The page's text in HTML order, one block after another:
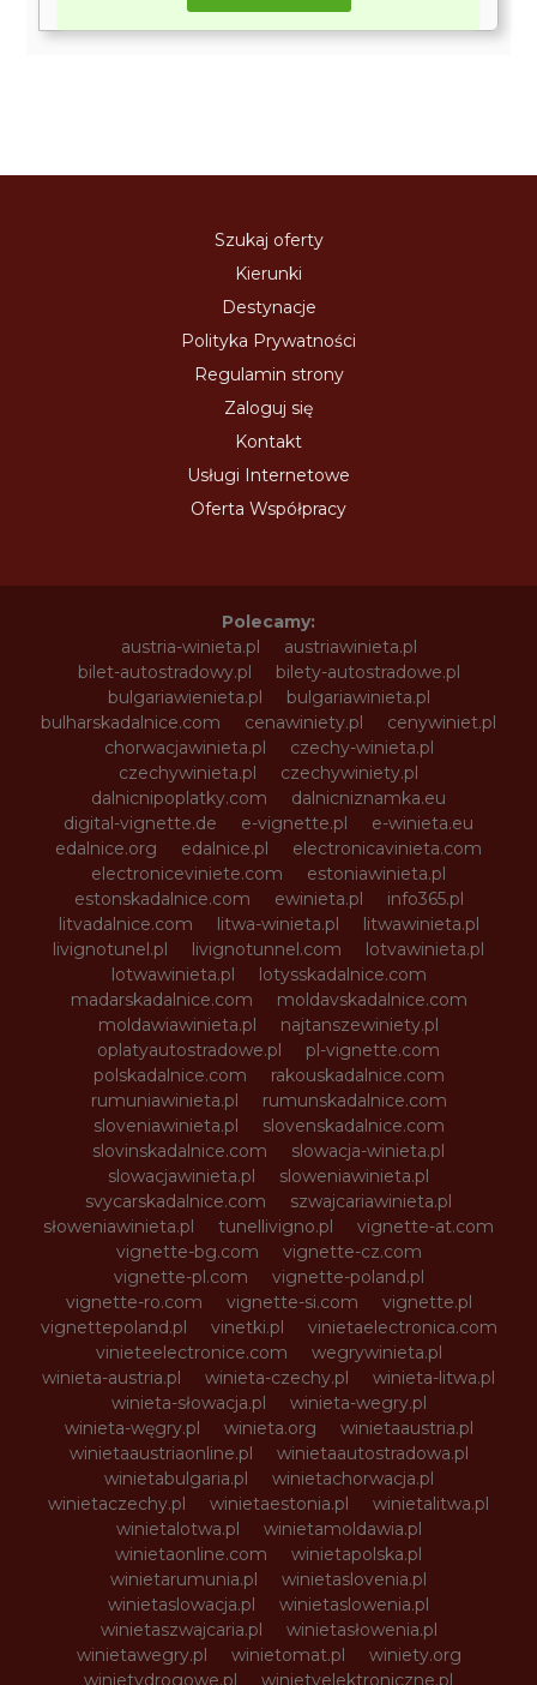
Szukaj oferty
Kierunki
Destynacje
Polityka Prywatności
Regulamin strony
Zaloguj się
Kontakt
Usługi Internetowe
Oferta Współpracy
Polecamy:
austria-winieta.pl
austriawinieta.pl
bilet-autostradowy.pl
bilety-autostradowe.pl
bulgariawienieta.pl
bulgariawinieta.pl
bulharskadalnice.com
cenawiniety.pl
cenywiniet.pl
chorwacjawinieta.pl
czechy-winieta.pl
czechywinieta.pl
czechywiniety.pl
dalnicnipoplatky.com
dalnicniznamka.eu
digital-vignette.de
e-vignette.pl
e-winieta.eu
edalnice.org
edalnice.pl
electronicavinieta.com
electroniceviniete.com
estoniawinieta.pl
estonskadalnice.com
ewinieta.pl
info365.pl
litvadalnice.com
litwa-winieta.pl
litwawinieta.pl
livignotunel.pl
livignotunnel.com
lotvawinieta.pl
lotwawinieta.pl
lotysskadalnice.com
madarskadalnice.com
moldavskadalnice.com
moldawiawinieta.pl
najtanszewiniety.pl
oplatyautostradowe.pl
pl-vignette.com
polskadalnice.com
rakouskadalnice.com
rumuniawinieta.pl
rumunskadalnice.com
sloveniawinieta.pl
slovenskadalnice.com
slovinskadalnice.com
slowacja-winieta.pl
slowacjawinieta.pl
sloweniawinieta.pl
svycarskadalnice.com
szwajcariawinieta.pl
słoweniawinieta.pl
tunellivigno.pl
vignette-at.com
vignette-bg.com
vignette-cz.com
vignette-pl.com
vignette-poland.pl
vignette-ro.com
vignette-si.com
vignette.pl
vignettepoland.pl
vinetki.pl
vinietaelectronica.com
vinieteelectronice.com
wegrywinieta.pl
winieta-austria.pl
winieta-czechy.pl
winieta-litwa.pl
winieta-słowacja.pl
winieta-wegry.pl
winieta-węgry.pl
winieta.org
winietaaustria.pl
winietaaustriaonline.pl
winietaautostradowa.pl
winietabulgaria.pl
winietachorwacja.pl
winietaczechy.pl
winietaestonia.pl
winietalitwa.pl
winietalotwa.pl
winietamoldawia.pl
winietaonline.com
winietapolska.pl
winietarumunia.pl
winietaslovenia.pl
winietaslowacja.pl
winietaslowenia.pl
winietaszwajcaria.pl
winietasłowenia.pl
winietawegry.pl
winietomat.pl
winiety.org
winietydrogowe.pl
winietyelektroniczne.pl